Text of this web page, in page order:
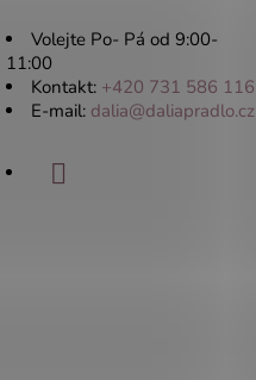
Volejte Po- Pá od 9:00-
11:00
Kontakt: +420 731 586 116
E-mail: dalia@daliapradlo.cz